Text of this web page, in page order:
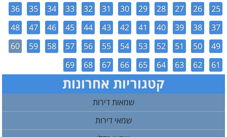
25
26
27
28
29
30
31
32
33
34
35
36
37
38
39
40
41
42
43
44
45
46
47
48
49
50
51
52
53
54
55
56
57
58
59
60
61
62
63
64
65
66
67
68
69
קטגוריות אחרונות
שמאות דירות
שמאי דירות